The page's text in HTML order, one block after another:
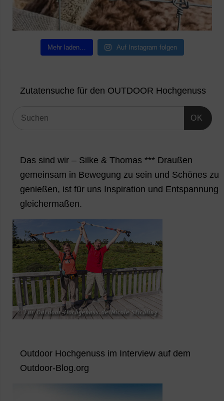
Mehr laden… Auf Instagram folgen
Zutatensuche für den OUTDOOR Hochgenuss
OK
Das sind wir – Silke & Thomas *** Draußen
gemeinsam in Bewegung zu sein und Schönes zu
genießen, ist für uns Inspiration und Entspannung
gleichermaßen.
Outdoor Hochgenuss im Interview auf dem
Outdoor-Blog.org